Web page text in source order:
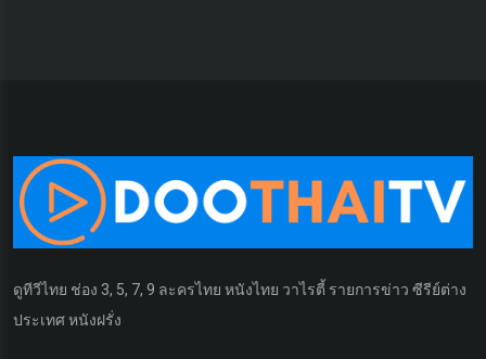
ดูทีวีไทย ช่อง 3, 5, 7, 9 ละครไทย หนังไทย วาไรตี้ รายการข่าว ซีรีย์ต่าง
ประเทศ หนังฝรั่ง